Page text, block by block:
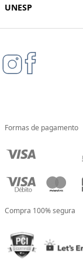
UNESP
Formas de pagamento
Compra 100% segura